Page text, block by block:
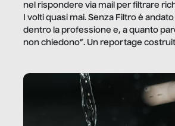
nel rispondere via mail per filtrare
I volti quasi mai. Senza Filtro è
dentro la professione e, a quanto
non chiedono”. Un reportage